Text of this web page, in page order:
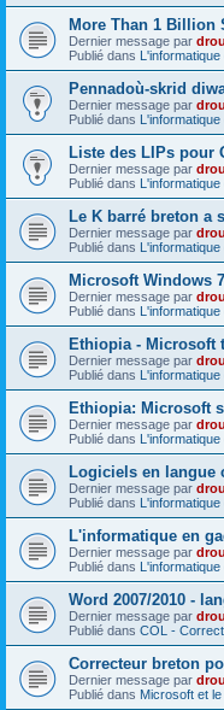
More Than 1 Billion
Dernier message par
Publié dans
Pennadoù-skrid
Dernier message par
Publié dans
Liste des LIPs pour
Dernier message par
Publié dans
Le K barré breton a
Dernier message par
Publié dans
Microsoft Windows
Dernier message par
Publié dans
Ethiopia - Microsoft
Dernier message par
Publié dans
Ethiopia: Microsoft
Dernier message par
Publié dans
Logiciels en langue
Dernier message par
Publié dans
L'informatique en
Dernier message par
Publié dans
Word 2007/2010 -
Dernier message par
Publié dans COL -
Correcteur breton
Dernier message par
Publié dans Microsoft et